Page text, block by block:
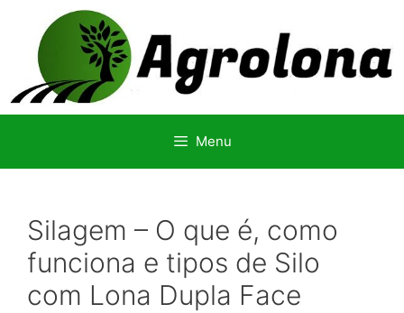
conteúdo
Menu
Silagem – O que é, como
funciona e tipos de Silo
com Lona Dupla Face